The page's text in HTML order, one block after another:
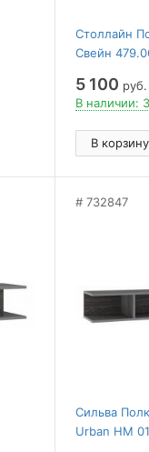
Столлайн
Свейн
5 100 руб.
В наличии:
В корзину
732847
Сильва
Urban НМ